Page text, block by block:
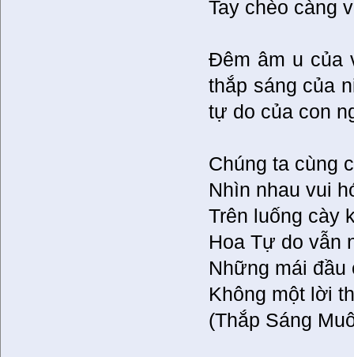
Tay chèo càng
Đêm âm u của
thắp sáng của
tự do của con
Chúng ta cùng
Nhìn nhau vui
Trên luống cày
Hoa Tự do vẫn
Những mái đầu
Không một lời
(Thắp Sáng